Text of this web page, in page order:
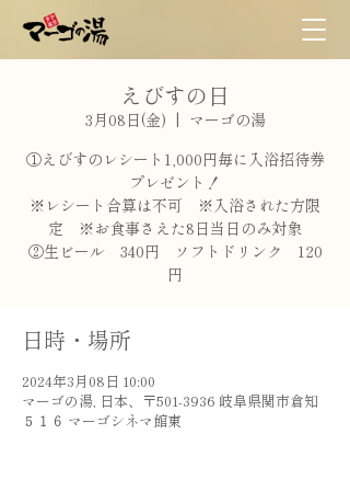
えびすの日
3月08日(金)
  |
マーゴの湯
①えびすのレシート1,000円毎に入浴招待券
プレゼント！
※レシート合算は不可 ※入浴された方限
定 ※お食事さえた8日当日のみ対象
②生ビール 340円 ソフトドリンク 120
円
日時・場所
2024年3月08日 10:00
マーゴの湯, 日本、〒501-3936 岐阜県関市倉知
５１６ マーゴシネマ館東